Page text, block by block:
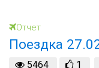
Отчет
Поездка
5464 1